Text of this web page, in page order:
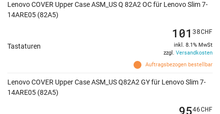
Lenovo COVER Upper Case ASM_US Q 82A2 OC für Lenovo Slim 7-
14ARE05 (82A5)
Tastaturen
Auftragsbezogen bestellbar
101 38CHF
inkl. 8.1% MwSt
zzgl. Versandkosten
Lenovo COVER Upper Case ASM_US Q82A2 GY für Lenovo Slim 7-
14ARE05 (82A5)
9546CHF